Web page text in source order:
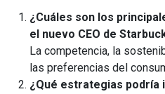
¿Cuáles son los
el nuevo CEO de
La competencia, la
las preferencias del
¿Qué estrategias podría